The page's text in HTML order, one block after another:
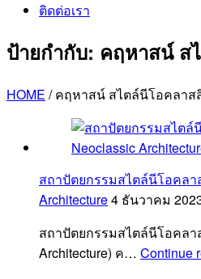
ติดต่อเรา
ป้ายกำกับ: คฤหาสน์ ส
HOME /คฤหาสน์ สไตล์นีโอคลาส
สถาปัตยกรรมสไตล์นีโอคลา
Architecture4 ธันวาคม
สถาปัตยกรรมสไตล์นีโอคลา
Architecture) ค… Continue